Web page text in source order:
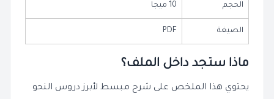
الحجم 10 ميجا
الصيغة PDF
ماذا ستجد داخل الملف؟
يحتوي هذا الملخص على شرح مبسط لأبرز دروس النحو